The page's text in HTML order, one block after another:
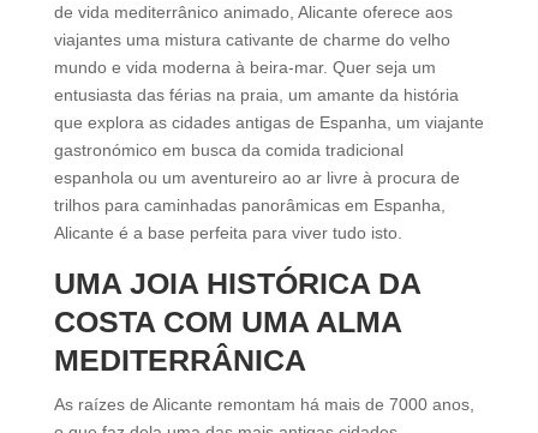
de vida mediterrânico animado, Alicante oferece aos
viajantes uma mistura cativante de charme do velho
mundo e vida moderna à beira-mar. Quer seja um
entusiasta das férias na praia, um amante da história
que explora as cidades antigas de Espanha, um viajante
gastronómico em busca da comida tradicional
espanhola ou um aventureiro ao ar livre à procura de
trilhos para caminhadas panorâmicas em Espanha,
Alicante é a base perfeita para viver tudo isto.
UMA JOIA HISTÓRICA DA
COSTA COM UMA ALMA
MEDITERRÂNICA
As raízes de Alicante remontam há mais de 7000 anos,